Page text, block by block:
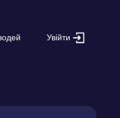
Увійти